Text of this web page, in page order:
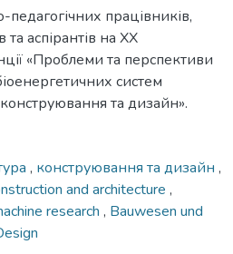
працівників,
та аспірантів на XX
«Проблеми та перспективи
систем
та дизайн».
, конструювання та дизайн ,
and architecture ,
research , Bauwesen und